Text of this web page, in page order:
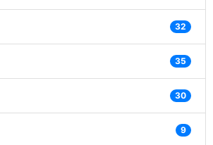
32
35
30
9